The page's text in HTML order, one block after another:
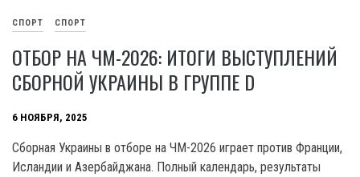
СПОРТ СПОРТ
ОТБОР НА ЧМ-2026: ИТОГИ ВЫСТУПЛЕНИЙ
СБОРНОЙ УКРАИНЫ В ГРУППЕ D
6 НОЯБРЯ, 2025
Сборная Украины в отборе на ЧМ-2026 играет против Франции,
Исландии и Азербайджана. Полный календарь, результаты